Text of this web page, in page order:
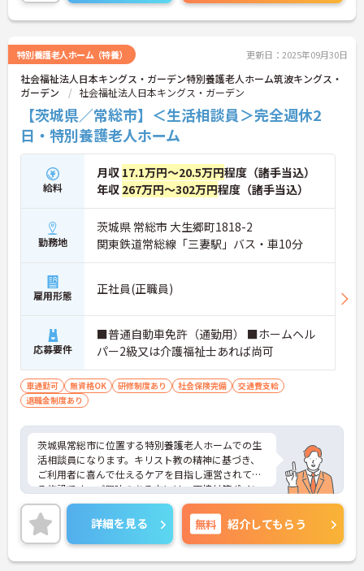
ださい。
特別養護老人ホーム（特養） 更新日：2025年09月30日
社会福祉法人日本キングス・ガーデン特別養護老人ホーム筑波キングス・
ガーデン
社会福祉法人日本キングス・ガーデン
【茨城県／常総市】＜生活相談員＞完全週休2
日・特別養護老人ホーム
給料
月収 17.1万円～20.5万円程度（諸手当込）
年収 267万円～302万円程度（諸手当込）
勤務地
茨城県 常総市 大生郷町1818-2
関東鉄道常総線「三妻駅」バス・車10分
雇用形態 正社員(正職員)
応募要件
■普通自動車免許（通勤用） ■ホームヘル
パー2級又は介護福祉士あれば尚可
車通勤可 無資格OK 研修制度あり 社会保険完備
交通費支給
退職金制度あり
茨城県常総市に位置する特別養護老人ホームでの生
活相談員になります。キリスト教の精神に基づき、
ご利用者に喜んで仕えるケアを目指し運営されてい
る施設です。ご興味のある方には、面接対策ポイン
トなど、さらに詳細をお話しいたしますので、お気
軽にご相談ください。
詳細を見る 無料 紹介してもらう